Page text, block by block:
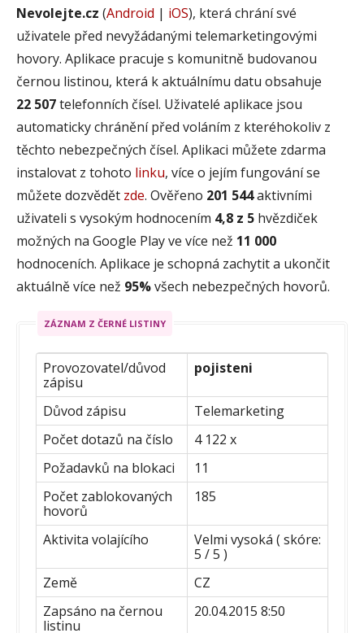
Nevolejte.cz (Android | iOS), která chrání své
uživatele před nevyžádanými telemarketingovými
hovory. Aplikace pracuje s komunitně budovanou
černou listinou, která k aktuálnímu datu obsahuje
22 507telefonních čísel. Uživatelé aplikace jsou
automaticky chránění před voláním z kteréhokoliv z
těchto nebezpečných čísel. Aplikaci můžete zdarma
instalovat z tohoto linku, více o jejím fungování se
můžete dozvědět zde. Ověřeno 201 544aktivními
uživateli s vysokým hodnocením 4,8 z 5 hvězdiček
možných na Google Play ve více než 11 000
hodnoceních. Aplikace je schopná zachytit a ukončit
aktuálně více než 95%všech nebezpečných hovorů.
ZÁZNAM Z ČERNÉ LISTINY
Provozovatel/důvod
zápisu
pojisteni
Důvod zápisu
Telemarketing
Počet dotazů na číslo
4 122 x
Požadavků na blokaci
11
Počet zablokovaných
hovorů
185
Aktivita volajícího
Velmi vysoká ( skóre:
5 / 5 )
Země
CZ
Zapsáno na černou
listinu
20.04.2015 8:50